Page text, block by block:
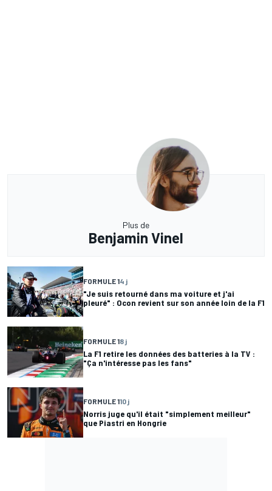
Plus de
Benjamin Vinel
FORMULE 14 j
"Je suis retourné dans ma voiture et j'ai
pleuré" : Ocon revient sur son année loin de la F1
FORMULE 18 j
La F1 retire les données des batteries à la TV :
"Ça n'intéresse pas les fans"
FORMULE 110 j
Norris juge qu'il était "simplement meilleur"
que Piastri en Hongrie